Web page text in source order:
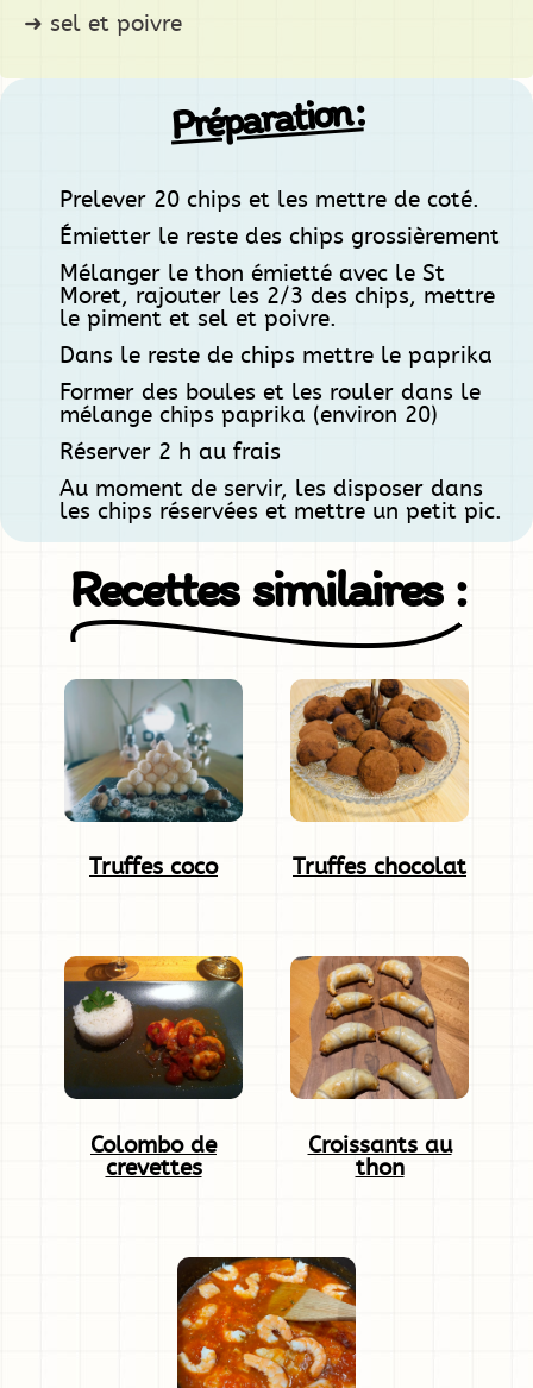
sel et poivre
Préparation :
Prelever 20 chips et les mettre de coté.
Émietter le reste des chips grossièrement
Mélanger le thon émietté avec le St
Moret, rajouter les 2/3 des chips, mettre
le piment et sel et poivre.
Dans le reste de chips mettre le paprika
Former des boules et les rouler dans le
mélange chips paprika (environ 20)
Réserver 2 h au frais
Au moment de servir, les disposer dans
les chips réservées et mettre un petit pic.
Recettes similaires :
Truffes coco Truffes chocolat
Colombo de
crevettes
Croissants au
thon